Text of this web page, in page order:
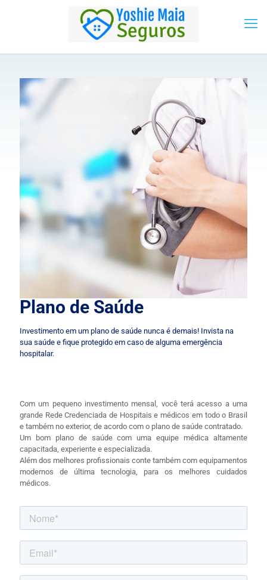
Plano de Saúde
Investimento em um plano de saúde nunca é demais! Invista na
sua saúde e fique protegido em caso de alguma emergência
hospitalar.
Com um pequeno investimento mensal, você terá acesso a uma
grande Rede Credenciada de Hospitais e médicos em todo o Brasil
e também no exterior, de acordo com o plano de saúde contratado.
Um bom plano de saúde com uma equipe médica altamente
capacitada, experiente e especializada.
Além dos melhores profissionais conte também com equipamentos
modernos de última tecnologia, para os melhores cuidados
médicos.